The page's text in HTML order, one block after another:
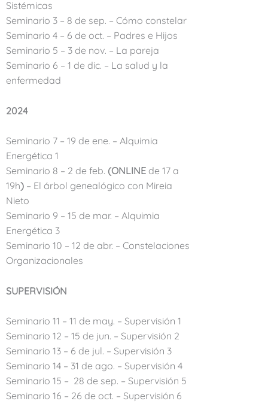
Sistémicas
Seminario 3 – 8 de sep. – Cómo constelar
Seminario 4 – 6 de oct. – Padres e Hijos
Seminario 5 – 3 de nov. – La pareja
Seminario 6 – 1 de dic. – La salud y la
enfermedad
2024
Seminario 7 – 19 de ene. – Alquimia
Energética 1
Seminario 8 – 2 de feb. (ONLINE de 17 a
19h) – El árbol genealógico con Mireia
Nieto
Seminario 9 – 15 de mar. – Alquimia
Energética 3
Seminario 10 – 12 de abr. – Constelaciones
Organizacionales
SUPERVISIÓN
Seminario 11 – 11 de may. – Supervisión 1
Seminario 12 – 15 de jun. – Supervisión 2
Seminario 13 – 6 de jul. – Supervisión 3
Seminario 14 – 31 de ago. – Supervisión 4
Seminario 15 – 28 de sep. – Supervisión 5
Seminario 16 – 26 de oct. – Supervisión 6